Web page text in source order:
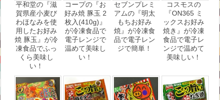
平和堂の『滋
賀県産小麦び
わほなみを使
用したお好み
焼 豚玉』が冷
凍食品でふっ
くら美味し
い！
コープの『お
好み焼 豚玉 2
枚入(410g)』
が冷凍食品で
電子レンジで
温めて美味し
い！
セブンプレミ
アムの『明太
もちお好み
焼』が冷凍食
品で電子レン
ジで簡単！
コスモスの
『ON365 ミ
ックスお好み
焼き』が冷凍
食品で電子レ
ンジで温めて
美味しい！